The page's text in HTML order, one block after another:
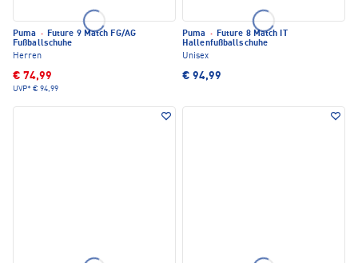
Puma · Future 9 Match FG/AG
Fußballschuhe
Herren
€ 74,99
UVP* € 94,99
Puma · Future 8 Match IT
Hallenfußballschuhe
Unisex
€ 94,99